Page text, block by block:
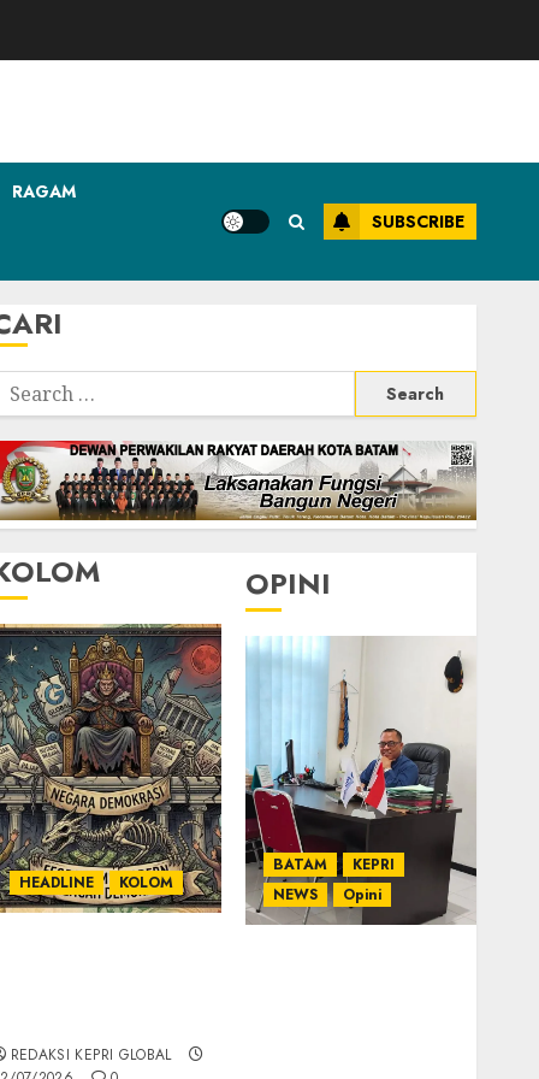
RAGAM
SUBSCRIBE
Search
HEADLINE KOLOM
REDAKSI KEPRI GLOBAL
OPINI
BATAM
KEPRI
NEWS
Opini